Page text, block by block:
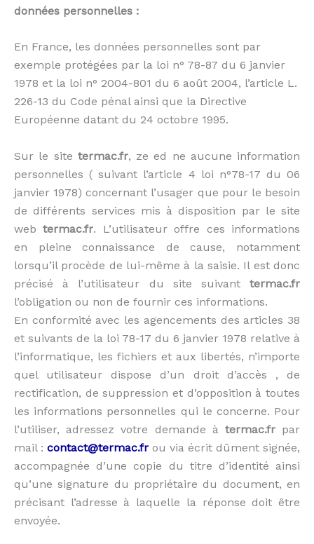
données personnelles :
En France, les données personnelles sont par
exemple protégées par la loi n° 78-87 du 6 janvier
1978 et la loi n° 2004-801 du 6 août 2004, l’article L.
226-13 du Code pénal ainsi que la Directive
Européenne datant du 24 octobre 1995.
Sur le site termac.fr, ze ed ne aucune information
personnelles ( suivant l’article 4 loi n°78-17 du 06
janvier 1978) concernant l’usager que pour le besoin
de différents services mis à disposition par le site
webtermac.fr. L’utilisateur offre ces informations
en pleine connaissance de cause, notamment
lorsqu’il procède de lui-même à la saisie. Il est donc
précisé à l’utilisateur du site suivant termac.fr
l’obligation ou non de fournir ces informations.
En conformité avec les agencements des articles 38
et suivants de la loi 78-17 du 6 janvier 1978 relative à
l’informatique, les fichiers et aux libertés, n’importe
quel utilisateur dispose d’un droit d’accès , de
rectification, de suppression et d’opposition à toutes
les informations personnelles qui le concerne. Pour
l’utiliser, adressez votre demande à termac.frpar
mail : contact@termac.fr ou via écrit dûment signée,
accompagnée d’une copie du titre d’identité ainsi
qu’une signature du propriétaire du document, en
précisant l’adresse à laquelle la réponse doit être
envoyée.